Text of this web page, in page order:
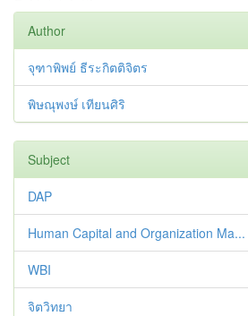
Author
จุฑาพิพย์ ธีระกิตติจิตร
พิษณุพงษ์ เทียนศิริ
Subject
DAP
Human Capital and Organization Ma...
WBI
จิตวิทยา